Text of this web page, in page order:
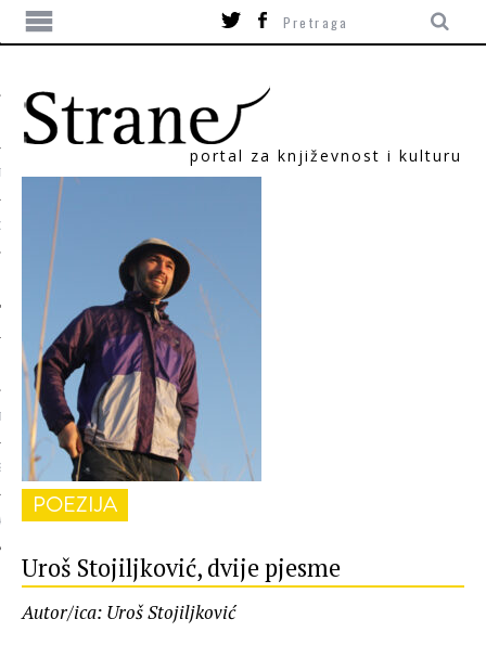
portal za književnost i kulturu
POEZIJA
Uroš Stojiljković, dvije pjesme
Autor/ica: Uroš Stojiljković